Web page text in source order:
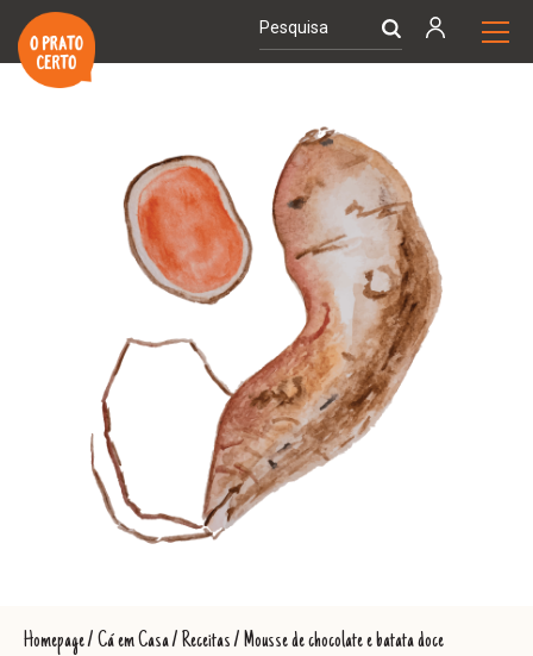
Homepage/ Cá em Casa/ Receitas/ Mousse de chocolate e batata doce